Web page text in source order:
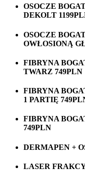
OSOCZE
DEKOLT
OSOCZE
OWŁOSIONĄ
FIBRYNA
TWARZ 749PLN
FIBRYNA
1 PARTIĘ
FIBRYNA
749PLN
DERMAPEN +
LASER